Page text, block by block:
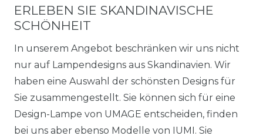
ERLEBEN SIE SKANDINAVISCHE
SCHÖNHEIT
In unserem Angebot beschränken wir uns nicht
nur auf Lampendesigns aus Skandinavien. Wir
haben eine Auswahl der schönsten Designs für
Sie zusammengestellt. Sie können sich für eine
Design-Lampe von UMAGE entscheiden, finden
bei uns aber ebenso Modelle von IUMI. Sie